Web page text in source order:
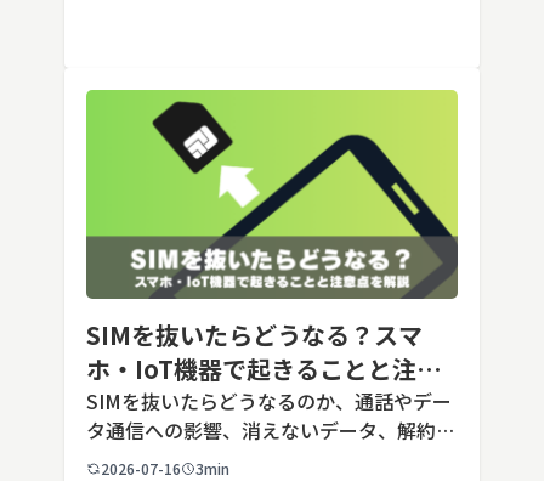
SIMを抜いたらどうなる？スマ
ホ・IoT機器で起きることと注意
点を解説
SIMを抜いたらどうなるのか、通話やデー
タ通信への影響、消えないデータ、解約や
端末譲渡時の注意点を整理。さらに法人・
2026-07-16 3min